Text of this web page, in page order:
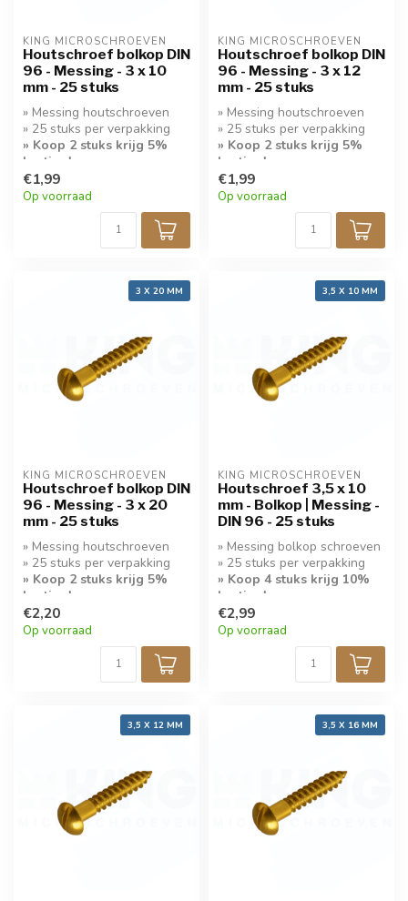
KING MICROSCHROEVEN
Houtschroef bolkop DIN
96 - Messing - 3 x 10
mm - 25 stuks
» Messing houtschroeven
» 25 stuks per verpakking
» Koop 2 stuks krijg 5%
korting!
€1,99
Op voorraad
KING MICROSCHROEVEN
Houtschroef bolkop DIN
96 - Messing - 3 x 12
mm - 25 stuks
» Messing houtschroeven
» 25 stuks per verpakking
» Koop 2 stuks krijg 5%
korting!
€1,99
Op voorraad
3 X 20 MM
KING MICROSCHROEVEN
Houtschroef bolkop DIN
96 - Messing - 3 x 20
mm - 25 stuks
» Messing houtschroeven
» 25 stuks per verpakking
» Koop 2 stuks krijg 5%
korting!
€2,20
Op voorraad
3,5 X 10 MM
KING MICROSCHROEVEN
Houtschroef 3,5 x 10
mm - Bolkop | Messing -
DIN 96 - 25 stuks
» Messing bolkop schroeven
» 25 stuks per verpakking
» Koop 4 stuks krijg 10%
korting!
€2,99
Op voorraad
3,5 X 12 MM 3,5 X 16 MM